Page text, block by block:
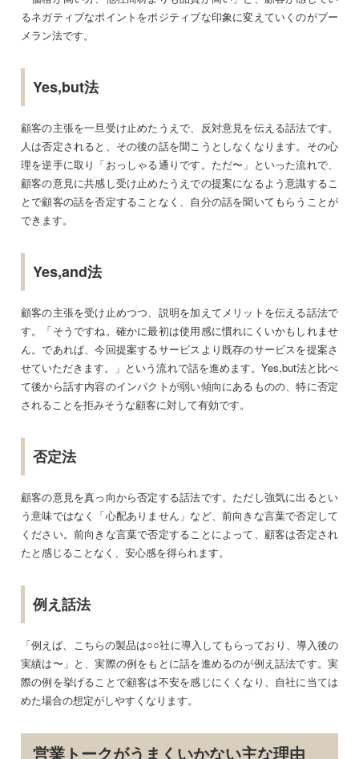
るネガティブなポイントをポジティブな印象に変えていくのがブー
メラン法です。
Yes,but法
顧客の主張を一旦受け止めたうえで、反対意見を伝える話法です。
人は否定されると、その後の話を聞こうとしなくなります。その心
理を逆手に取り「おっしゃる通りです。ただ〜」といった流れで、
顧客の意見に共感し受け止めたうえでの提案になるよう意識するこ
とで顧客の話を否定することなく、自分の話を聞いてもらうことが
できます。
Yes,and法
顧客の主張を受け止めつつ、説明を加えてメリットを伝える話法で
す。「そうですね。確かに最初は使用感に慣れにくいかもしれませ
ん。であれば、今回提案するサービスより既存のサービスを提案さ
せていただきます。」という流れで話を進めます。Yes,but法と比べ
て後から話す内容のインパクトが弱い傾向にあるものの、特に否定
されることを拒みそうな顧客に対して有効です。
否定法
顧客の意見を真っ向から否定する話法です。ただし強気に出るとい
う意味ではなく「心配ありません」など、前向きな言葉で否定して
ください。前向きな言葉で否定することによって、顧客は否定され
たと感じることなく、安心感を得られます。
例え話法
「例えば、こちらの製品は○○社に導入してもらっており、導入後の
実績は〜」と、実際の例をもとに話を進めるのが例え話法です。実
際の例を挙げることで顧客は不安を感じにくくなり、自社に当ては
めた場合の想定がしやすくなります。
営業トークがうまくいかない主な理由